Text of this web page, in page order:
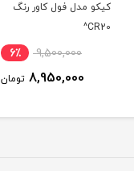
کیکو مدل فول کاور رنگ
CR20^
9,500,000 6٪
8,950,000 تومان